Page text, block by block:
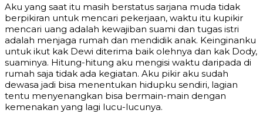
Aku yang saat itu masih berstatus sarjana muda tidak
berpikiran untuk mencari pekerjaan, waktu itu kupikir
mencari uang adalah kewajiban suami dan tugas istri
adalah menjaga rumah dan mendidik anak. Keinginanku
untuk ikut kak Dewi diterima baik olehnya dan kak Dody,
suaminya. Hitung-hitung aku mengisi waktu daripada di
rumah saja tidak ada kegiatan. Aku pikir aku sudah
dewasa jadi bisa menentukan hidupku sendiri, lagian
tentu menyenangkan bisa bermain-main dengan
kemenakan yang lagi lucu-lucunya.